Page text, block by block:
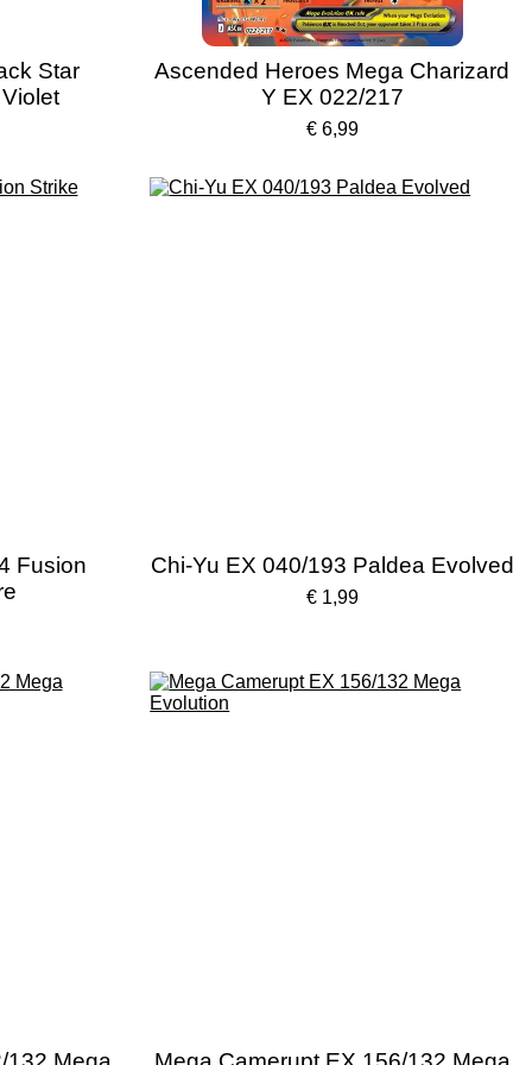
Star
Ascended Heroes Mega Charizard
Y EX 022/217
€ 6,99
Fusion
Chi-Yu EX 040/193 Paldea Evolved
€ 1,99